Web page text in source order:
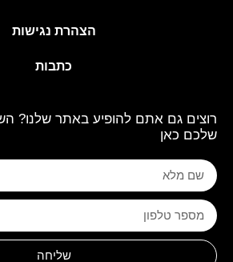
הצהרת נגישות
כתבות
רוצים גם אתם להופיע באתר שלנו?
שלכם כאן
שליחה